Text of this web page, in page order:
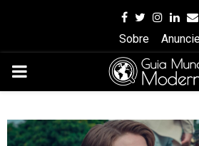
Facebook
Twitter
Sobre
PRIMARY